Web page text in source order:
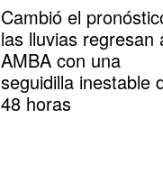
Cambió el
las lluvias regresan
AMBA con una
seguidilla inestable
48 horas